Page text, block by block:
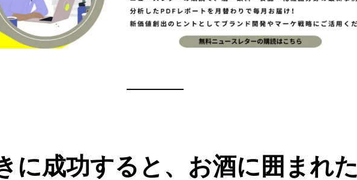
—————
に成功すると、お酒に囲まれた